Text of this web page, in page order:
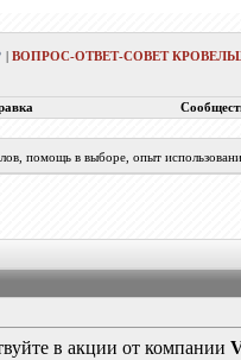
|ВОПРОС-ОТВЕТ-СОВЕТ
помощь в выборе, опыт
в акции от компании